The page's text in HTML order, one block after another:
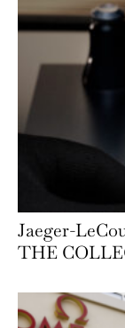
Jaeger-
THE